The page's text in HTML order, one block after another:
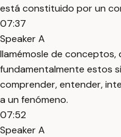
está constituido por un
07:37
Speaker A
llamémosle de conceptos,
fundamentalmente estos
comprender, entender,
a un fenómeno.
07:52
Speaker A